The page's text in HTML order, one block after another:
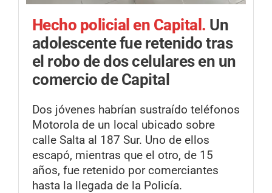
Hecho policial en Capital. Un
adolescente fue retenido tras
el robo de dos celulares en un
comercio de Capital
Dos jóvenes habrían sustraído teléfonos
Motorola de un local ubicado sobre
calle Salta al 187 Sur. Uno de ellos
escapó, mientras que el otro, de 15
años, fue retenido por comerciantes
hasta la llegada de la Policía.